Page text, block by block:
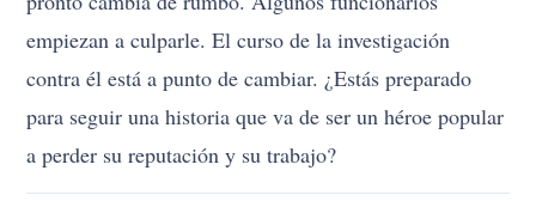
empiezan a culparle. El curso de la investigación
contra él está a punto de cambiar. ¿Estás preparado
para seguir una historia que va de ser un héroe popular
a perder su reputación y su trabajo?